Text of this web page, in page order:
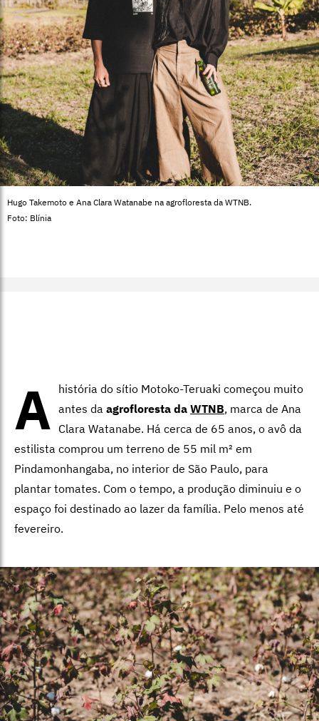
Hugo Takemoto e Ana Clara Watanabe na agrofloresta da WTNB.
Foto: Blínia
A história do sítio Motoko-Teruaki começou muito
antes da agrofloresta da WTNB, marca de Ana
Clara Watanabe. Há cerca de 65 anos, o avô da
estilista comprou um terreno de 55 mil m² em
Pindamonhangaba, no interior de São Paulo, para
plantar tomates. Com o tempo, a produção diminuiu e o
espaço foi destinado ao lazer da família. Pelo menos até
fevereiro.